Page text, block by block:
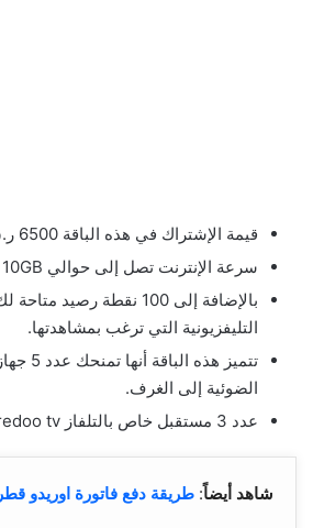
قيمة الإشتراك في هذه الباقة 6500 ر.ق شهرياً.
سرعة الإنترنت تصل إلى حوالي 10GB في الثانية الواحدة.
بالإضافة إلى 100 نقطة
التليفزيونية التي ترغب بمشاهدتها.
تتميز
الضوئية إلى الغرف.
عدد 3 مستقبل خاص بالتلفاز Ooredoo tv.
شاهد أيضاً: طريقة دفع فاتورة اوريدو قطر